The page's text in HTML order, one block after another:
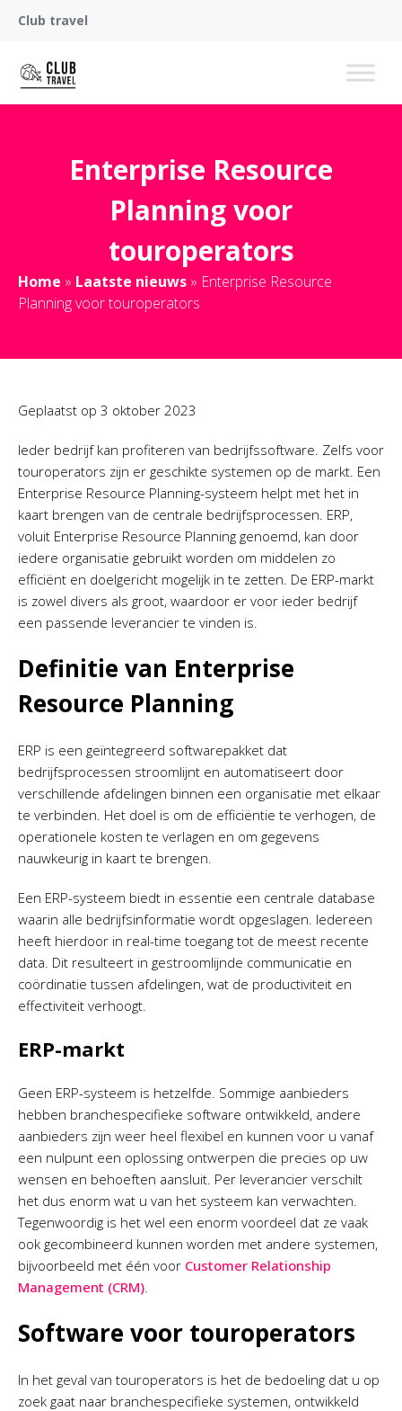
Club travel
Enterprise Resource
Planning voor
touroperators
Home » Laatste nieuws » Enterprise Resource
Planning voor touroperators
Geplaatst op 3 oktober 2023
Ieder bedrijf kan profiteren van bedrijfssoftware. Zelfs voor
touroperators zijn er geschikte systemen op de markt. Een
Enterprise Resource Planning-systeem helpt met het in
kaart brengen van de centrale bedrijfsprocessen. ERP,
voluit Enterprise Resource Planning genoemd, kan door
iedere organisatie gebruikt worden om middelen zo
efficiënt en doelgericht mogelijk in te zetten. De ERP-markt
is zowel divers als groot, waardoor er voor ieder bedrijf
een passende leverancier te vinden is.
Definitie van Enterprise
Resource Planning
ERP is een geïntegreerd softwarepakket dat
bedrijfsprocessen stroomlijnt en automatiseert door
verschillende afdelingen binnen een organisatie met elkaar
te verbinden. Het doel is om de efficiëntie te verhogen, de
operationele kosten te verlagen en om gegevens
nauwkeurig in kaart te brengen.
Een ERP-systeem biedt in essentie een centrale database
waarin alle bedrijfsinformatie wordt opgeslagen. Iedereen
heeft hierdoor in real-time toegang tot de meest recente
data. Dit resulteert in gestroomlijnde communicatie en
coördinatie tussen afdelingen, wat de productiviteit en
effectiviteit verhoogt.
ERP-markt
Geen ERP-systeem is hetzelfde. Sommige aanbieders
hebben branchespecifieke software ontwikkeld, andere
aanbieders zijn weer heel flexibel en kunnen voor u vanaf
een nulpunt een oplossing ontwerpen die precies op uw
wensen en behoeften aansluit. Per leverancier verschilt
het dus enorm wat u van het systeem kan verwachten.
Tegenwoordig is het wel een enorm voordeel dat ze vaak
ook gecombineerd kunnen worden met andere systemen,
bijvoorbeeld met één voor Customer Relationship
Management (CRM).
Software voor touroperators
In het geval van touroperators is het de bedoeling dat u op
zoek gaat naar branchespecifieke systemen, ontwikkeld